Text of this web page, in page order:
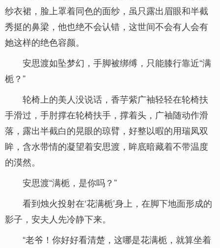
纱衣裙，脸上罩着同色的面纱，虽只露出眉眼和半截
秀挺的鼻梁，他也绝不会认错，这世间不会有人会有
她这样的绝色容颜。
安思渡如坠梦幻，手脚被绑缚，只能膝行靠近“满
栀？”
轮椅上的美人没说话，香芋紫广袖轻轻在轮椅扶
手滑过，手肘撑在轮椅扶手，撑着头，广袖随动作滑
落，露出半截白的晃眼的琼臂，好整以暇的用瑞凤双
眸，含水带情的凝望着安思渡，眸底暗藏着不带温度
的漠然。
安思渡“满栀，是你吗？”
看到烛火投射在‘花满栀’身上，在脚下地面形成的
影子，安夫人先冷静下来。
“老爷！你好好看清楚，这哪是花满栀，就算坐着